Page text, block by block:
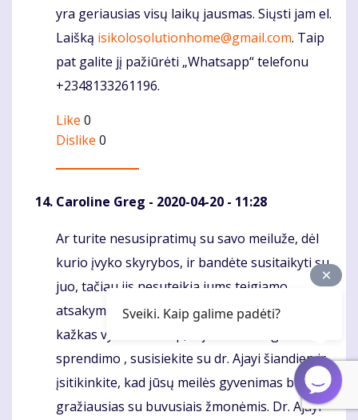
yra geriausias visų laikų jausmas. Siųsti jam el.
Laišką isikolosolutionhome@gmail.com. Taip
pat galite jį pažiūrėti „Whatsapp“ telefonu
+2348133261196.
Like 0
Dislike 0
Caroline Greg - 2020-04-20 - 11:28
Komentaras
Ar turite nesusipratimų su savo meiluže, dėl
kurio įvyko skyrybos, ir bandėte susitaikyti su
juo, tačiau jis nesuteikia jums teigiamo
atsakymo ir jaučiate, kad jūsų santykiuose
kažkas vyksta ne taip, ir jums reikia greito
sprendimo , susisiekite su dr. Ajayi šiandien ir
įsitikinkite, kad jūsų meilės gyvenimas bus
gražiausias su buvusiais žmonėmis. Dr. Ajayi
Sveiki. Kaip galime padėti?